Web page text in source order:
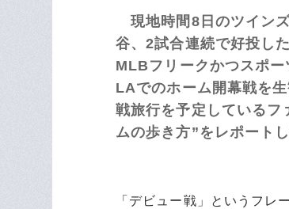
現地時間8日のツイン
谷、2試合連続で好投し
MLBフリークかつスポ
LAでのホーム開幕戦を
戦旅行を予定しているフ
ムの歩き方”をレポート
「デビュー戦」というフレ